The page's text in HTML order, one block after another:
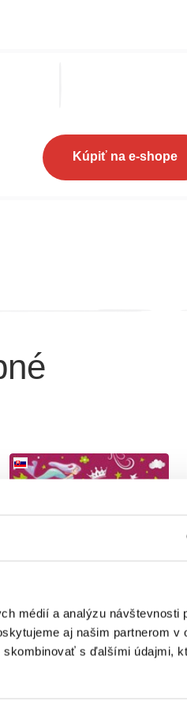
médií a analýzu návštevnosti
aj našim partnerom v
s ďalšími údajmi,
Kúpiť na e-shope
Úžasné príbehy: